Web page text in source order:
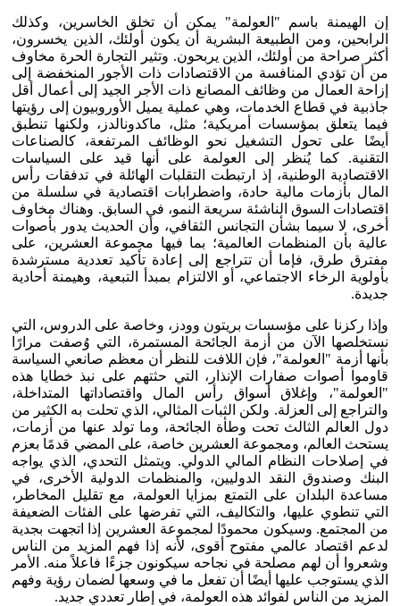
إن الهيمنة باسم "العولمة" يمكن أن تخلق الخاسرين، وكذلك
الرابحين، ومن الطبيعة البشرية أن يكون أولئك، الذين يخسرون،
أكثر صراحة من أولئك، الذين يربحون. وتثير التجارة الحرة مخاوف
من أن تؤدي المنافسة من الاقتصادات ذات الأجور المنخفضة إلى
إزاحة العمال من وظائف المصانع ذات الأجر الجيد إلى أعمال أقل
جاذبية في قطاع الخدمات، وهي عملية يميل الأوروبيون إلى رؤيتها
فيما يتعلق بمؤسسات أمريكية؛ مثل، ماكدونالدز، ولكنها تنطبق
أيضًا على تحول التشغيل نحو الوظائف المرتفعة، كالصناعات
التقنية. كما يُنظر إلى العولمة على أنها قيد على السياسات
الاقتصادية الوطنية، إذ ارتبطت التقلبات الهائلة في تدفقات رأس
المال بأزمات مالية حادة، واضطرابات اقتصادية في سلسلة من
اقتصادات السوق الناشئة سريعة النمو، في السابق. وهناك مخاوف
أخرى، لا سيما بشأن التجانس الثقافي، وأن الحديث يدور بأصوات
عالية بأن المنظمات العالمية؛ بما فيها مجموعة العشرين، على
مفترق طرق، فإما أن تتراجع إلى إعادة تأكيد تعددية مسترشدة
بأولوية الرخاء الاجتماعي، أو الالتزام بمبدأ التبعية، وهيمنة أحادية
جديدة.
وإذا ركزنا على مؤسسات بريتون وودز، وخاصة على الدروس، التي
نستخلصها الآن من أزمة الجائحة المستمرة، التي وُصفت مرارًا
بأنها أزمة "العولمة"، فإن اللافت للنظر أن معظم صانعي السياسة
قاوموا أصوات صفارات الإنذار، التي حثتهم على نبذ خطايا هذه
"العولمة"، وإغلاق أسواق رأس المال واقتصاداتها المتداخلة،
والتراجع إلى العزلة. ولكن الثبات المثالي، الذي تحلت به الكثير من
دول العالم الثالث تحت وطأة الجائحة، وما تولد عنها من أزمات،
يستحث العالم، ومجموعة العشرين خاصة، على المضي قدمًا بعزم
في إصلاحات النظام المالي الدولي. ويتمثل التحدي، الذي يواجه
البنك وصندوق النقد الدوليين، والمنظمات الدولية الأخرى، في
مساعدة البلدان على التمتع بمزايا العولمة، مع تقليل المخاطر،
التي تنطوي عليها، والتكاليف، التي تفرضها على الفئات الضعيفة
من المجتمع. وسيكون محمودًا لمجموعة العشرين إذا اتجهت بجدية
لدعم اقتصاد عالمي مفتوح أقوى، لأنه إذا فهم المزيد من الناس
وشعروا أن لهم مصلحة في نجاحه سيكونون جزءًا فاعلاً منه. الأمر
الذي يستوجب عليها أيضًا أن تفعل ما في وسعها لضمان رؤية وفهم
المزيد من الناس لفوائد هذه العولمة، في إطار تعددي جديد.